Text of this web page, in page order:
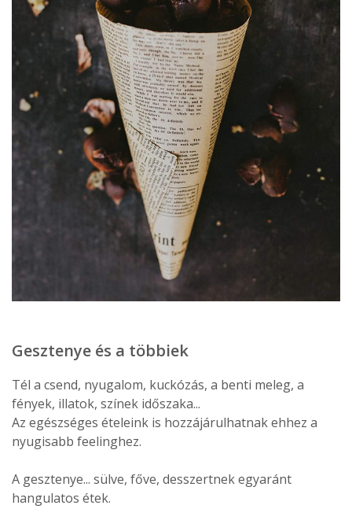
Gesztenye és a többiek
Tél a csend, nyugalom, kuckózás, a benti meleg, a
fények, illatok, színek időszaka...
Az egészséges ételeink is hozzájárulhatnak ehhez a
nyugisabb feelinghez.
A gesztenye... sülve, főve, desszertnek egyaránt
hangulatos étek.